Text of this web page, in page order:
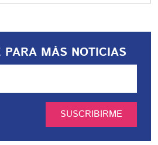
PARA MÁS NOTICIAS
SUSCRIBIRME